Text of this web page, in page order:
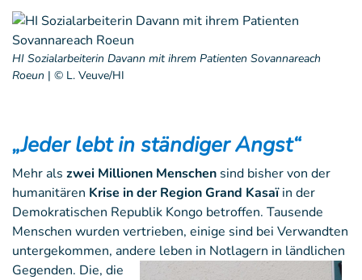
HI Sozialarbeiterin Davann mit ihrem Patienten Sovannareach
Roeun | © L. Veuve/HI
„Jeder lebt in ständiger Angst“
Mehr als zwei Millionen Menschen sind bisher von der
humanitären Krise in der Region Grand Kasaïin der
Demokratischen Republik Kongo betroffen. Tausende
Menschen wurden vertrieben, einige sind bei Verwandten
untergekommen, andere leben in Notlagern in ländlichen
Gegenden. Die, die